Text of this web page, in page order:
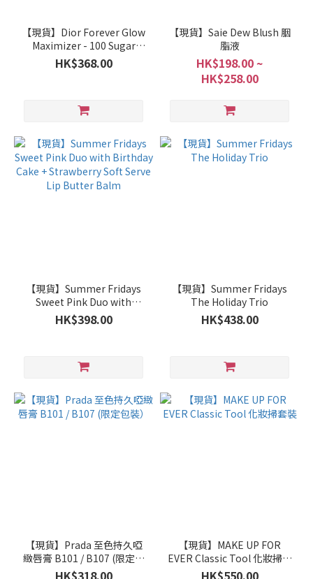
【現貨】Dior Forever Glow
Maximizer - 100 Sugar
Icing 限定色
HK$368.00
【現貨】Saie Dew Blush 胭
脂液
HK$198.00 ~
HK$258.00
【現貨】Summer Fridays
Sweet Pink Duo with
Birthday Cake +
Strawberry Soft Serve Lip
HK$398.00
【現貨】Summer Fridays
The Holiday Trio
HK$438.00
【現貨】Prada 至色持久啞
緻唇膏 B101 / B107 (限定包
裝）
HK$318.00
【現貨】MAKE UP FOR
EVER Classic Tool 化妝掃套
裝
HK$550.00